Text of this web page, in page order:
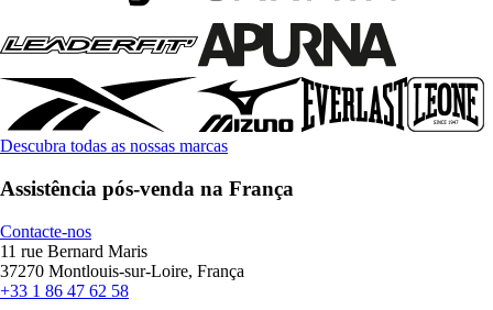
Descubra todas as nossas marcas
Assistência pós-venda na França
Contacte-nos
11 rue Bernard Maris
37270 Montlouis-sur-Loire, França
+33 1 86 47 62 58